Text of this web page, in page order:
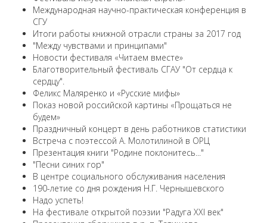
Международная научно-практическая конференция в
СГУ
Итоги работы книжной отрасли страны за 2017 год
"Между чувствами и принципами"
Новости фестиваля «Читаем вместе»
Благотворительный фестиваль СГАУ "От сердца к
сердцу".
Феликс Маляренко и «Русские мифы»
Показ новой российской картины «Прощаться не
будем»
Праздничный концерт в день работников статистики
Встреча с поэтессой А. Молотилиной в ОРЦ
Презентация книги "Родине поклонитесь..."
"Песни синих гор"
В центре социального обслуживания населения
190-летие со дня рождения Н.Г. Чернышевского
Надо успеть!
На фестивале открытой поэзии "Радуга XXI век"